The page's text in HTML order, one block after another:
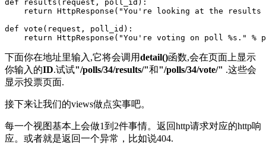
def results(request, poll_id):
return HttpResponse("You're looking at the results
def vote(request, poll_id):
return HttpResponse("You're voting on poll %s." %
下面你在地址里输入,它将会调用detail()函数,会在页面上显示
你输入的ID.试试"/polls/34/results/"和"/polls/34/vote/" .这些会
显示投票页面.
接下来让我们的views做点实事吧。
每一个视图基本上会做1到2件事情。返回http请求对应的http响
应。或者就是返回一个异常，比如说404.